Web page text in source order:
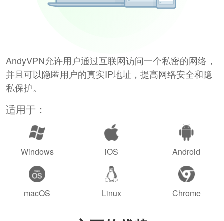
AndyVPN允许用户通过互联网访问一个私密的网络，
并且可以隐匿用户的真实IP地址，提高网络安全和隐
私保护。
适用于：
Windows iOS Android
macOS Linux Chrome